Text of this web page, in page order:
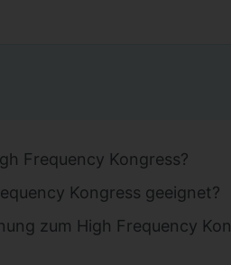
Frequency Kongress?
Kongress geeignet?
zum High Frequency